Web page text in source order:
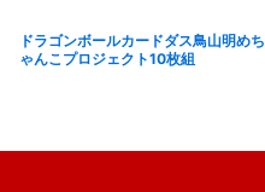
ドラゴンボールカードダス鳥山明めち
ゃんこプロジェクト10枚組